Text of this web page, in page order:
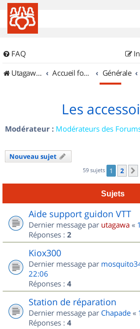
FAQ
UtagawaVTT (Randos VTT et VTTAE avec traces GPS)
Accueil forum Générale
Les
Modérateur : Modérateurs des
Nouveau sujet
59 sujets 1 2
Sujets
Aide support guidon VTT
Dernier message par utagawa «
Réponses : 2
Kiox300
Dernier message par
22:06
Réponses : 4
Station de réparation
Dernier message par Chapade «
Réponses : 4